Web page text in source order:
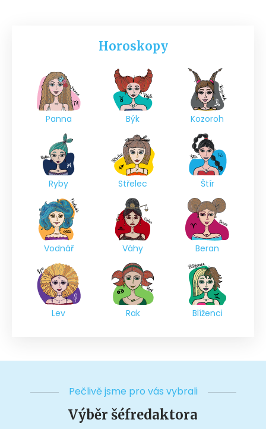
Horoskopy
Panna Býk Kozoroh
Ryby Střelec Štír
Vodnář Váhy Beran
Lev Rak Blíženci
Pečlivě jsme pro vás vybrali
Výběr šéfredaktora